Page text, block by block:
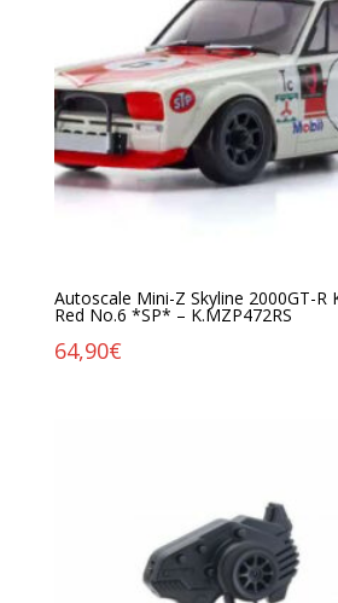
Autoscale Mini-Z Skyline 2000GT-R
Red No.6 *SP* – K.MZP472RS
64,90€